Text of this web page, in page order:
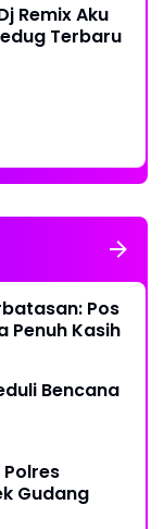
Remix Aku
Terbaru
Pos
Penuh Kasih
Bencana
Gudang